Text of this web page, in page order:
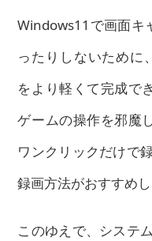
Windows11で画面キ
ったりしないために
をより軽くて完成で
ゲームの操作を邪魔
ワンクリックだけで
録画方法がおすすめし
このゆえで、システ